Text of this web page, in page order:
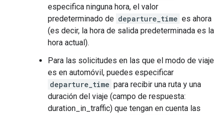
especifica ninguna hora, el valor
predeterminado de departure_time es ahora
(es decir, la hora de salida predeterminada es la
hora actual).
Para las solicitudes en las que el modo de viaje
es en automóvil, puedes especificar
departure_time para recibir una ruta y una
duración del viaje (campo de respuesta:
duration_in_traffic) que tengan en cuenta las